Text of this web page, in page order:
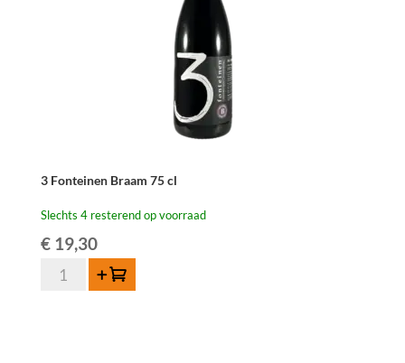
3 Fonteinen Braam 75 cl
Slechts 4 resterend op voorraad
€19,30
Fonteinen
Toevoegen